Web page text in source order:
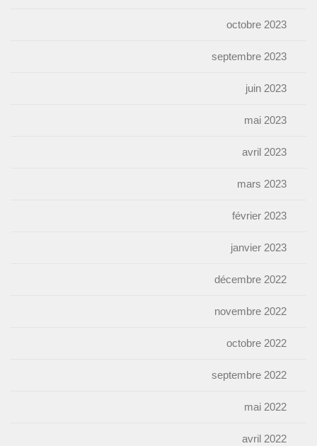
octobre 2023
septembre 2023
juin 2023
mai 2023
avril 2023
mars 2023
février 2023
janvier 2023
décembre 2022
novembre 2022
octobre 2022
septembre 2022
mai 2022
avril 2022